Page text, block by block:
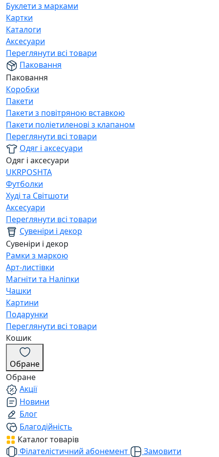
Буклети з марками
Картки
Каталоги
Аксесуари
Переглянути всі товари
Паковання
Паковання
Коробки
Пакети
Пакети з повітряною вставкою
Пакети поліетиленові з клапаном
Переглянути всі товари
Одяг і аксесуари
Одяг і аксесуари
UKRPOSHTA
Футболки
Худі та Світшоти
Аксесуари
Переглянути всі товари
Сувеніри і декор
Сувеніри і декор
Рамки з маркою
Арт-листівки
Магніти та Наліпки
Чашки
Картини
Подарунки
Переглянути всі товари
Кошик
Обране
Обране
Акції
Новини
Блог
Благодійність
Каталог товарів
Філателістичний абонемент
Замовити